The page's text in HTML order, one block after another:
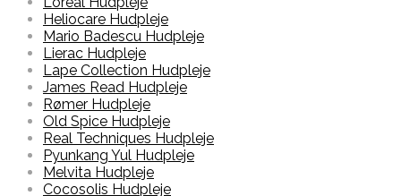
Heliocare Hudpleje
Mario Badescu Hudpleje
Lierac Hudpleje
Lape Collection Hudpleje
James Read Hudpleje
Rømer Hudpleje
Old Spice Hudpleje
Real Techniques Hudpleje
Pyunkang Yul Hudpleje
Melvita Hudpleje
Cocosolis Hudpleje